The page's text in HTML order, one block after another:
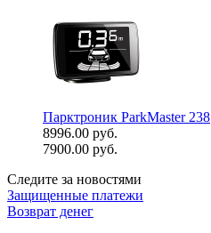
Парктроник ParkMaster 238
8996.00 руб.
7900.00 руб.
Следите за новостями
Защищенные платежи
Возврат денег